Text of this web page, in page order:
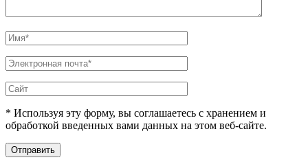
* Используя эту форму, вы соглашаетесь с хранением и
обработкой введенных вами данных на этом веб-сайте.